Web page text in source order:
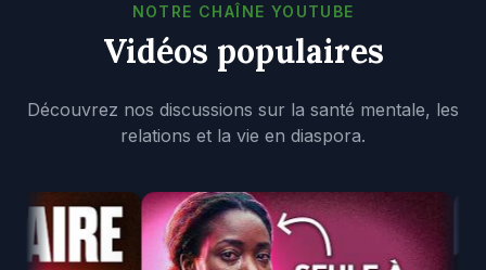
NOTRE CHAÎNE YOUTUBE
Vidéos populaires
Découvrez nos discussions sur la santé mentale, les
relations et la vie en diaspora.